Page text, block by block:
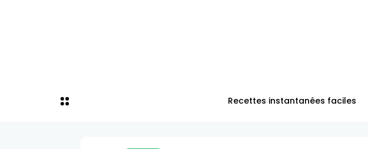
Recettes instantanées faciles